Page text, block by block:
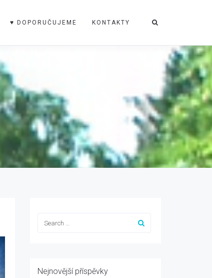
♥ DOPORUČUJEME KONTAKTY
Nejnovější příspěvky